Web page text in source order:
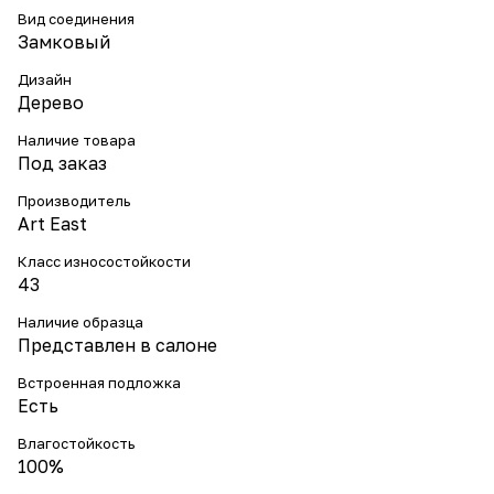
Вид соединения
Замковый
Дизайн
Дерево
Наличие товара
Под заказ
Производитель
Art East
Класс износостойкости
43
Наличие образца
Представлен в салоне
Встроенная подложка
Есть
Влагостойкость
100%